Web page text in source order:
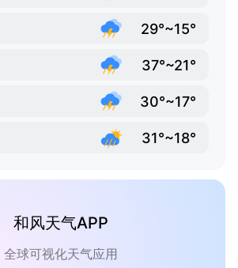
29°~15°
37°~21°
30°~17°
31°~18°
和风天气APP
全球可视化天气应用